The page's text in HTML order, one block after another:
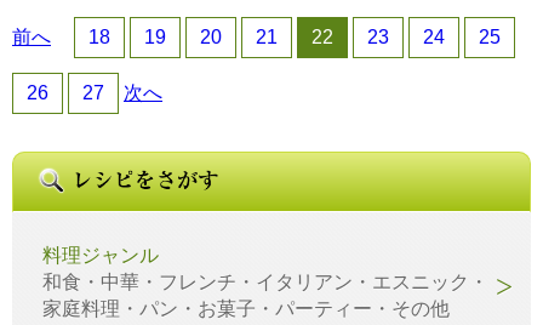
前へ 18 19 20 21 22 23 24 25
26 27 次へ
料理ジャンル
和食・中華・フレンチ・イタリアン・エスニック・
家庭料理・パン・お菓子・パーティー・その他